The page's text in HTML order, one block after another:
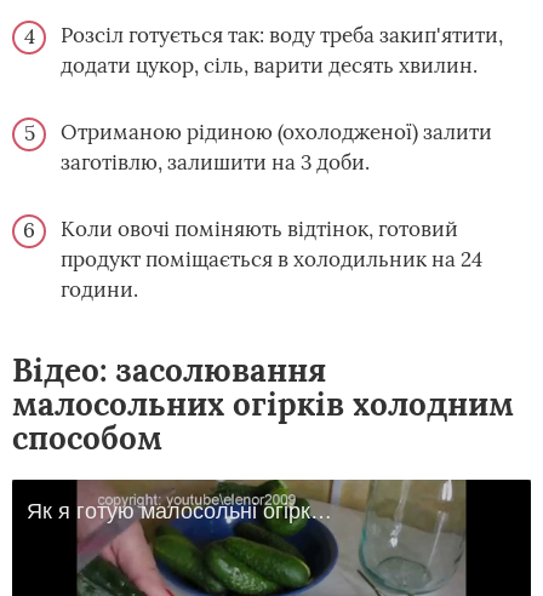
Розсіл готується так: воду треба закип'ятити,
додати цукор, сіль, варити десять хвилин.
Отриманою рідиною (охолодженої) залити
заготівлю, залишити на 3 доби.
Коли овочі поміняють відтінок, готовий
продукт поміщається в холодильник на 24
години.
Відео: засолювання
малосольних огірків холодним
способом
Як я готую малосольні огірки. Холодний спосіб.